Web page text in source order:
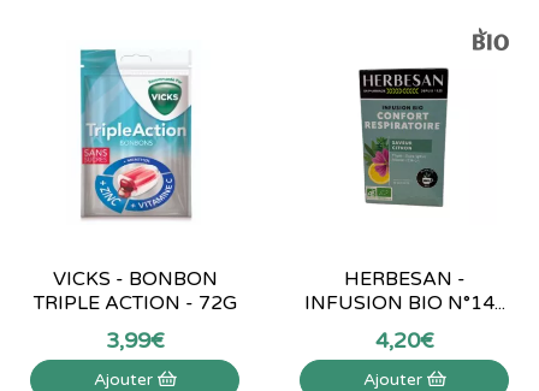
VICKS - BONBON
TRIPLE ACTION - 72G
3,99€
Ajouter
HERBESAN -
INFUSION BIO N°14...
4,20€
Ajouter